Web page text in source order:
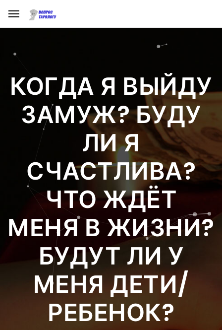
КОГДА Я ВЫЙДУ
ЗАМУЖ? БУДУ
ЛИ Я
СЧАСТЛИВА?
ЧТО ЖДЁТ
МЕНЯ В ЖИЗНИ?
БУДУТ ЛИ У
МЕНЯ ДЕТИ/
РЕБЕНОК?